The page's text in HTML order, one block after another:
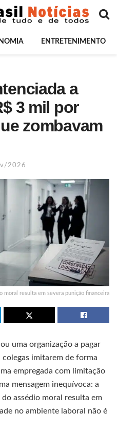
ENTRETENIMENTO
a
3 mil por
zombavam
2026
moral resulta em severa punição financeira
uma organização a pagar
imitarem de forma
empregada com limitação
mensagem inequívoca: a
assédio moral resulta em
no ambiente laboral não é